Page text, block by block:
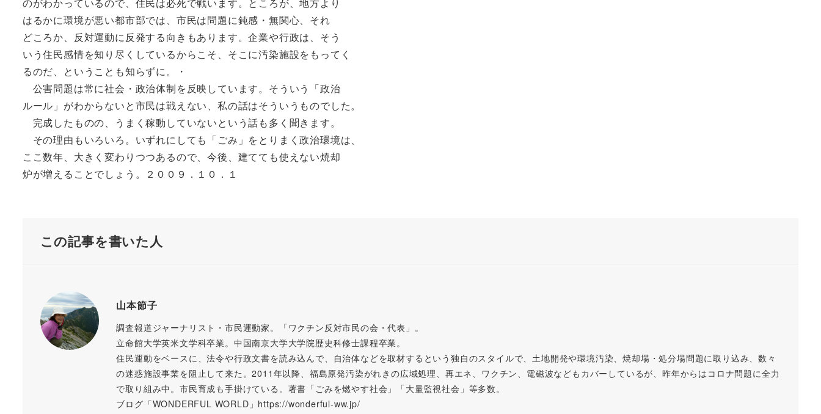
のがわかっているので、住民は必死で戦います。ところが、地方より
はるかに環境が悪い都市部では、市民は問題に鈍感・無関心、それ
どころか、反対運動に反発する向きもあります。企業や行政は、そう
いう住民感情を知り尽くしているからこそ、そこに汚染施設をもってく
るのだ、ということも知らずに。・
公害問題は常に社会・政治体制を反映しています。そういう「政治
ルール」がわからないと市民は戦えない、私の話はそういうものでした。
完成したものの、うまく稼動していないという話も多く聞きます。
その理由もいろいろ。いずれにしても「ごみ」をとりまく政治環境は、
ここ数年、大きく変わりつつあるので、今後、建てても使えない焼却
炉が増えることでしょう。２００９．１０．１
この記事を書いた人
山本節子
調査報道ジャーナリスト・市民運動家。「ワクチン反対市民の会・代表」。
立命館大学英米文学科卒業。中国南京大学大学院歴史科修士課程卒業。
住民運動をベースに、法令や行政文書を読み込んで、自治体などを取材するという独自のスタイルで、土地開発や環境汚染、焼却場・処分場問題に取り込み、数々
の迷惑施設事業を阻止して来た。2011年以降、福島原発汚染がれきの広域処理、再エネ、ワクチン、電磁波などもカバーしているが、昨年からはコロナ問題に全力
で取り組み中。市民育成も手掛けている。著書「ごみを燃やす社会」「大量監視社会」等多数。
ブログ「WONDERFUL WORLD」https://wonderful-ww.jp/